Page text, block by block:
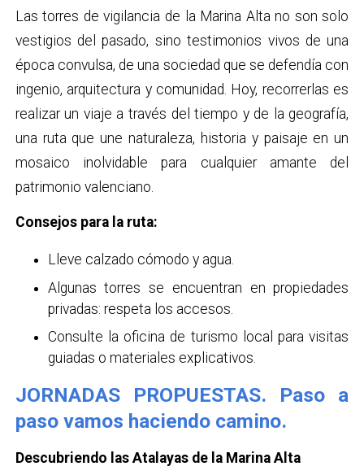
Las torres de vigilancia de la Marina Alta no son solo
vestigios del pasado, sino testimonios vivos de una
época convulsa, de una sociedad que se defendía con
ingenio, arquitectura y comunidad. Hoy, recorrerlas es
realizar un viaje a través del tiempo y de la geografía,
una ruta que une naturaleza, historia y paisaje en un
mosaico inolvidable para cualquier amante del
patrimonio valenciano.
Consejos para la ruta:
Lleve calzado cómodo y agua.
Algunas torres se encuentran en propiedades
privadas: respeta los accesos.
Consulte la oficina de turismo local para visitas
guiadas o materiales explicativos.
JORNADAS PROPUESTAS. Paso a
paso vamos haciendo camino.
Descubriendo las Atalayas de la Marina Alta